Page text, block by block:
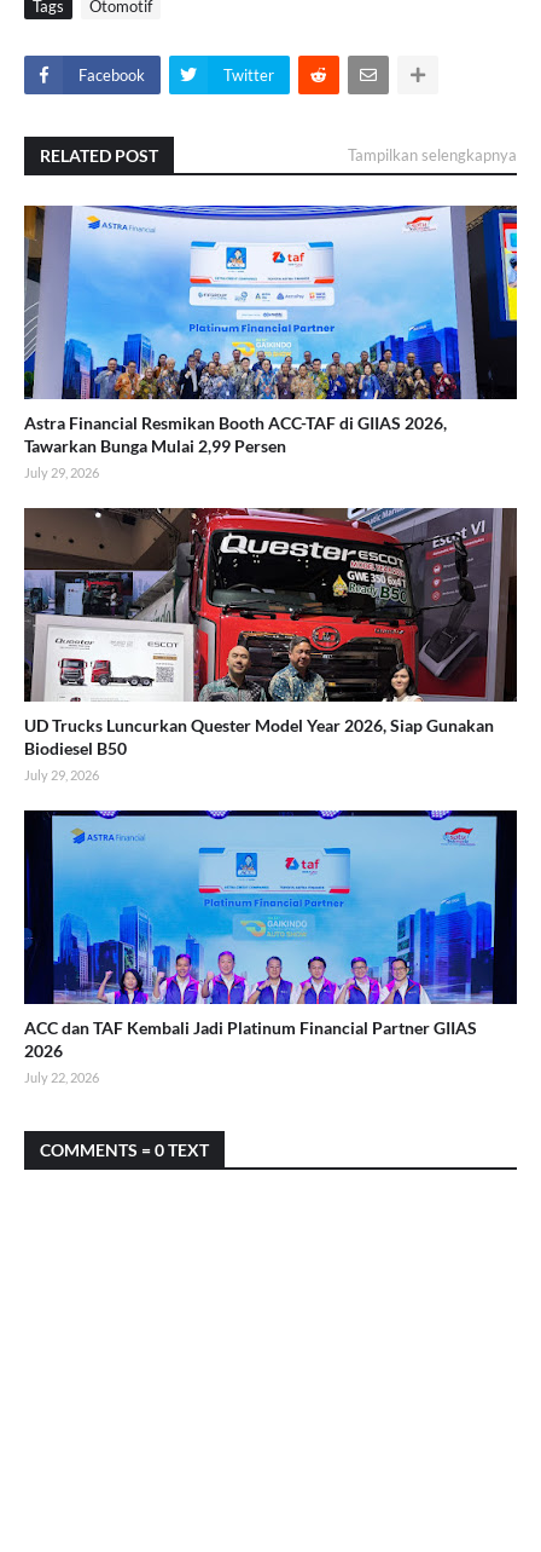
Tags Otomotif
Facebook Twitter
RELATED POST Tampilkan selengkapnya
Astra Financial Resmikan Booth ACC-TAF di GIIAS 2026,
Tawarkan Bunga Mulai 2,99 Persen
July 29, 2026
UD Trucks Luncurkan Quester Model Year 2026, Siap Gunakan
Biodiesel B50
July 29, 2026
ACC dan TAF Kembali Jadi Platinum Financial Partner GIIAS
2026
July 22, 2026
COMMENTS = 0 TEXT